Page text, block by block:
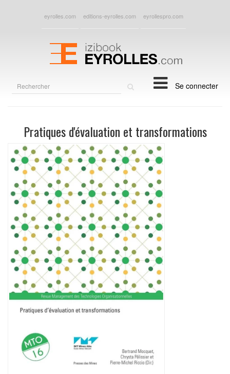
eyrolles.com editions-eyrolles.com eyrollespro.com
Se connecter
Pratiques d'évaluation et transformations